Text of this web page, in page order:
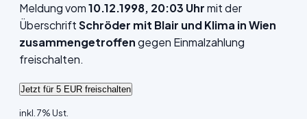
Meldung vom10.12.1998, 20:03 Uhrmit der
ÜberschriftSchröder mit Blair und Klima in Wien
zusammengetroffengegen Einmalzahlung
freischalten.
inkl. 7% Ust.